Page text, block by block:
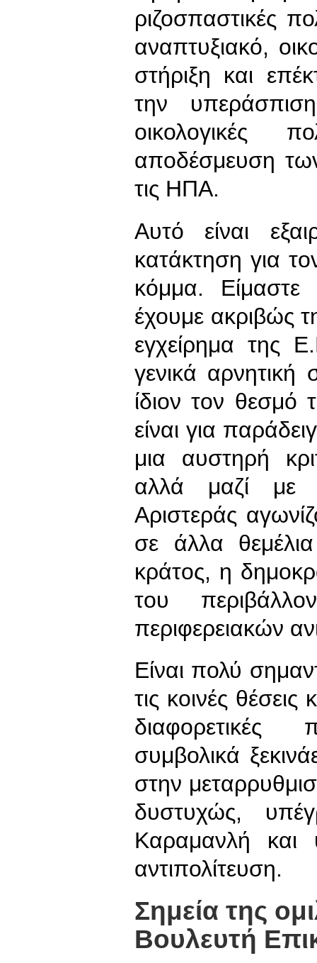
ριζοσπαστικές
αναπτυξιακό,
στήριξη και
την
οικολογικές
αποδέσμευση
τις ΗΠΑ.
Αυτό είναι
κατάκτηση για
κόμμα.
έχουμε ακριβώς
εγχείρημα της
γενικά
ίδιον τον
είναι για
μια αυστηρή
αλλά μαζί με
Αριστεράς
σε άλλα
κράτος, η
του
περιφερειακών
Είναι πολύ
τις κοινές
διαφορετικές
συμβολικά
στην
δυστυχώς,
Καραμανλή και
αντιπολίτευση.
Σημεία της
Βουλευτή